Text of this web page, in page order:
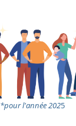
*pour l'année 2025